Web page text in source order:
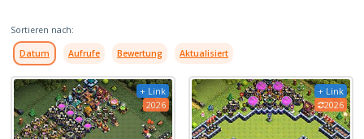
Sortieren nach:
Datum Aufrufe Bewertung Aktualisiert
+ Link
2026
+ Link
2026